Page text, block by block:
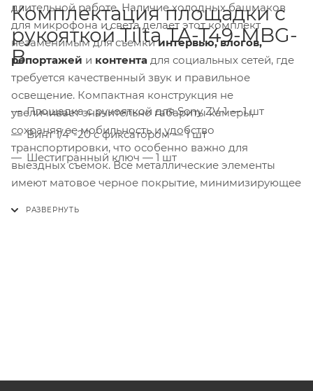
длительной работе. Наличие холодных башмаков
для микрофона и света делает этот комплект
незаменимым для съемкиинтервью, влогов,
репортажей и контента для социальных сетей, где
требуется качественный звук и правильное
освещение. Компактная конструкция не
увеличивает значительно габариты камеры,
сохраняя ее мобильность и удобство
транспортировки, что особенно важно для
выездных съемок. Все металлические элементы
имеют матовое черное покрытие, минимизирующее
Комплектация площадки с
рукояткой Tilta TA-T49-MBG-
B
Площадка с рукояткой для Sony ZV-1 — 1 шт
Винт 1/4"-20 с фиксатором — 1 шт
Шестигранный ключ — 1 шт